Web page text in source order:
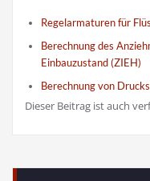
Regelarmaturen für
Berechnung des
Einbauzustand (ZIEH)
Berechnung von
Dieser Beitrag ist auch